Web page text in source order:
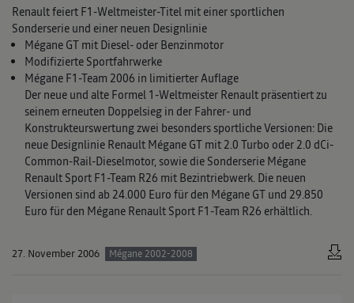
Renault feiert F1-Weltmeister-Titel mit einer sportlichen
Sonderserie und einer neuen Designlinie
Mégane GT mit Diesel- oder Benzinmotor
Modifizierte Sportfahrwerke
Mégane F1-Team 2006 in limitierter Auflage
Der neue und alte Formel 1-Weltmeister Renault präsentiert zu
seinem erneuten Doppelsieg in der Fahrer- und
Konstrukteurswertung zwei besonders sportliche Versionen: Die
neue Designlinie Renault Mégane GT mit 2.0 Turbo oder 2.0 dCi-
Common-Rail-Dieselmotor, sowie die Sonderserie Mégane
Renault Sport F1-Team R26 mit Bezintriebwerk. Die neuen
Versionen sind ab 24.000 Euro für den Mégane GT und 29.850
Euro für den Mégane Renault Sport F1-Team R26 erhältlich.
27. November 2006 Mégane 2002-2008